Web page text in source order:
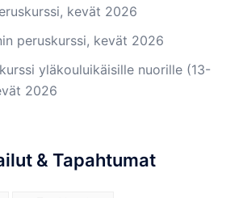
kevät 2026
peruskurssi, kevät 2026
yläkouluikäisille nuorille (13-
2026
& Tapahtumat